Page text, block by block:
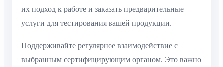
их подход к работе и заказать предварительные
услуги для тестирования вашей продукции.
Поддерживайте регулярное взаимодействие с
выбранным сертифицирующим органом. Это важно